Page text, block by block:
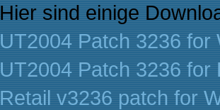
Hier sind einige
UT2004 Patch 3236 for
UT2004 Patch 3236 for
Retail v3236 patch for